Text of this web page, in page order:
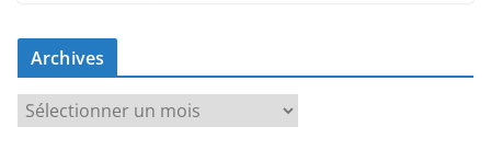
Archives